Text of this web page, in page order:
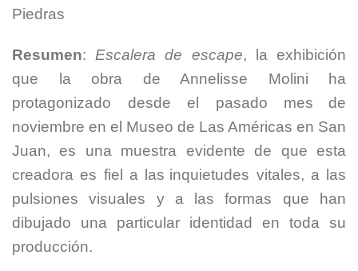
Piedras
Resumen:Escalera de escape, la exhibición
que la obra de Annelisse Molini ha
protagonizado desde el pasado mes
de
noviembre en el Museo de Las Américas en San
Juan, es una muestra evidente de que esta
creadora es fiel a las inquietudes vitales, a las
pulsiones visuales y a las formas que han
dibujado una particular identidad en toda su
producción.